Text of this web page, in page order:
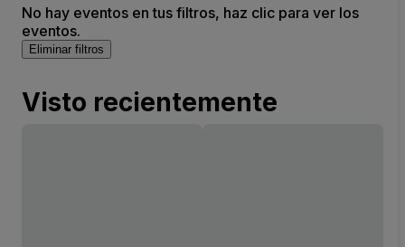
No hay eventos en tus filtros, haz clic para ver los
eventos.
Eliminar filtros
Visto recientemente